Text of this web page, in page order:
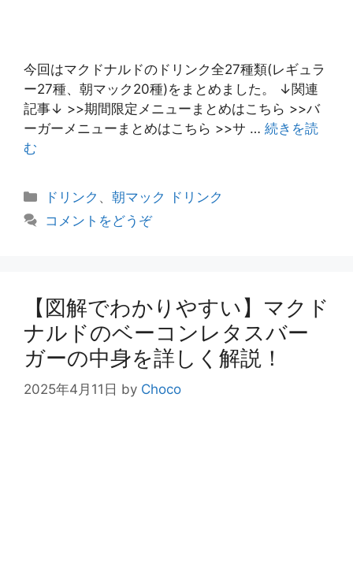
今回はマクドナルドのドリンク全27種類(レギュラ
ー27種、朝マック20種)をまとめました。 ↓関連
記事↓ >>期間限定メニューまとめはこちら >>バ
ーガーメニューまとめはこちら >>サ … 続きを読
む
カ
ドリンク 、朝マック ドリンク
コメントをどうぞ
【図解でわかりやすい】マクド
ナルドのベーコンレタスバー
ガーの中身を詳しく解説！
2025年4月11日 by Choco